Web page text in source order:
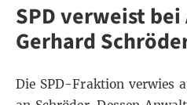
SPD verweist
Gerhard
Die SPD-Fraktion verwies